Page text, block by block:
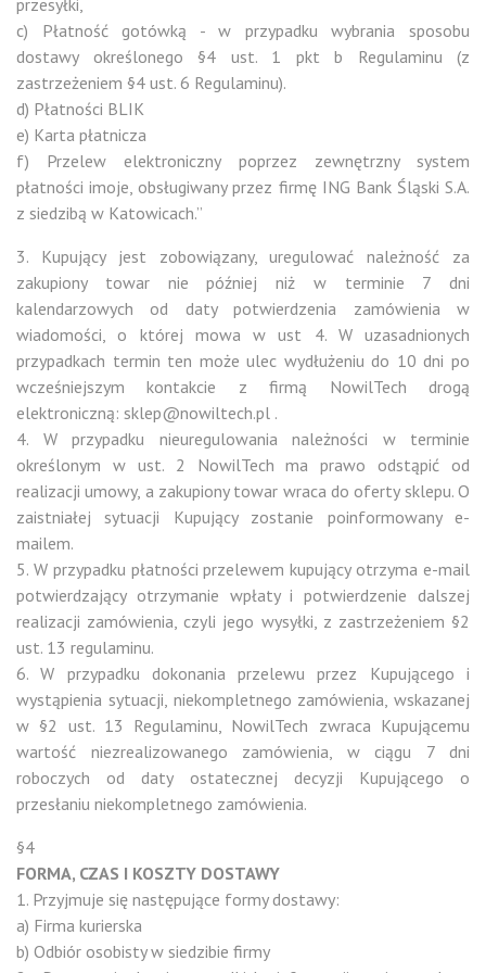
przesyłki,
c) Płatność gotówką - w przypadku wybrania sposobu
dostawy określonego §4 ust. 1 pkt b Regulaminu (z
zastrzeżeniem §4 ust. 6 Regulaminu).
d) Płatności BLIK
e) Karta płatnicza
f) Przelew elektroniczny poprzez zewnętrzny system
płatności imoje, obsługiwany przez firmę ING Bank Śląski S.A.
z siedzibą w Katowicach.”
3. Kupujący jest zobowiązany, uregulować należność za
zakupiony towar nie później niż w terminie 7 dni
kalendarzowych od daty potwierdzenia zamówienia w
wiadomości, o której mowa w ust 4. W uzasadnionych
przypadkach termin ten może ulec wydłużeniu do 10 dni po
wcześniejszym kontakcie z firmą NowilTech drogą
elektroniczną: sklep@nowiltech.pl .
4. W przypadku nieuregulowania należności w terminie
określonym w ust. 2 NowilTech ma prawo odstąpić od
realizacji umowy, a zakupiony towar wraca do oferty sklepu. O
zaistniałej sytuacji Kupujący zostanie poinformowany e-
mailem.
5. W przypadku płatności przelewem kupujący otrzyma e-mail
potwierdzający otrzymanie wpłaty i potwierdzenie dalszej
realizacji zamówienia, czyli jego wysyłki, z zastrzeżeniem §2
ust. 13 regulaminu.
6. W przypadku dokonania przelewu przez Kupującego i
wystąpienia sytuacji, niekompletnego zamówienia, wskazanej
w §2 ust. 13 Regulaminu, NowilTech zwraca Kupującemu
wartość niezrealizowanego zamówienia, w ciągu 7 dni
roboczych od daty ostatecznej decyzji Kupującego o
przesłaniu niekompletnego zamówienia.
§4
FORMA, CZAS I KOSZTY DOSTAWY
1. Przyjmuje się następujące formy dostawy:
a) Firma kurierska
b) Odbiór osobisty w siedzibie firmy